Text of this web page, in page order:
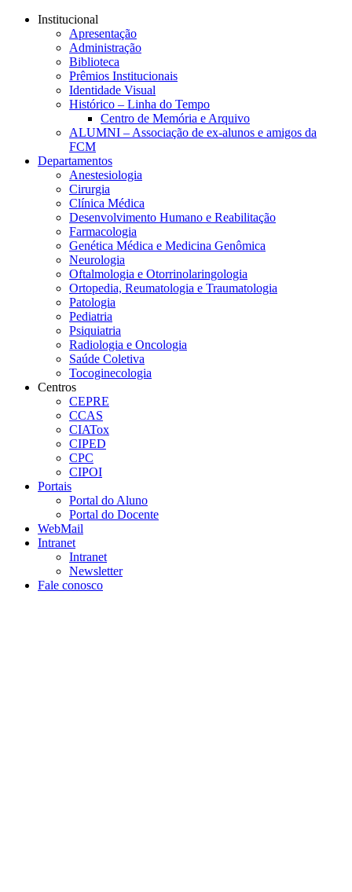
Conteúdo principal
Institucional
Apresentação
Administração
Biblioteca
Prêmios Institucionais
Identidade Visual
Histórico – Linha do Tempo
Centro de Memória e Arquivo
ALUMNI – Associação de ex-alunos e amigos da
FCM
Departamentos
Anestesiologia
Cirurgia
Clínica Médica
Desenvolvimento Humano e Reabilitação
Farmacologia
Genética Médica e Medicina Genômica
Neurologia
Oftalmologia e Otorrinolaringologia
Ortopedia, Reumatologia e Traumatologia
Patologia
Pediatria
Psiquiatria
Radiologia e Oncologia
Saúde Coletiva
Tocoginecologia
Centros
CEPRE
CCAS
CIATox
CIPED
CPC
CIPOI
Portais
Portal do Aluno
Portal do Docente
WebMail
Intranet
Intranet
Newsletter
Fale conosco